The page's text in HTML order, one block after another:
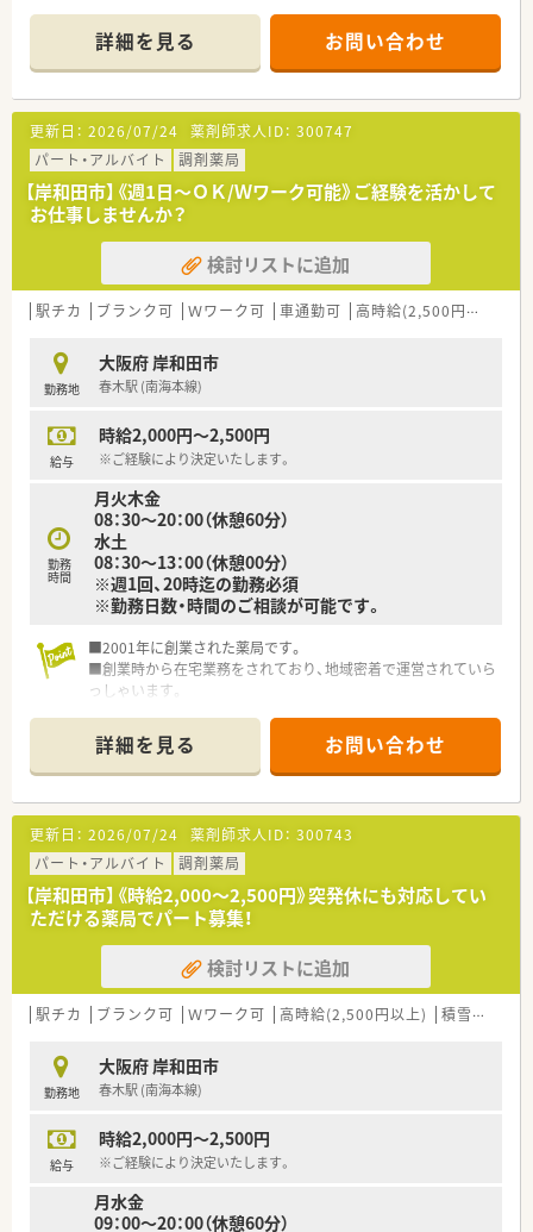
頂ける環境が整っております。
■門前の医師との関係性も良好な為、疑義照会なども行いやすい
環境です。
■薬剤師の方と事務の方の関係性も良好で、働きやすい環境が整
っています。
■急病など急な事にも対応頂ける環境です。（各店舗30分圏内の
距離の為応援体制も整っています。）
■勤続年数が15年以上の方など長く勤務されている方も多いで
す。
詳細を見る お問い合わせ
更新日： 2026/07/24 薬剤師求人ID： 300747
パート・アルバイト
調剤薬局
【岸和田市】《週1日～ＯＫ/Ｗワーク可能》ご経験を活かして
お仕事しませんか？
検討リストに追加
駅チカ ブランク可 Ｗワーク可 車通勤可 高時給(2,500円以上)
勤務地
大阪府 岸和田市
春木駅 (南海本線)
給与
時給2,000円～2,500円
※ご経験により決定いたします。
勤務
時間
月火木金
08：30～20：00（休憩60分）
水土
08：30～13：00（休憩00分）
※週1回、20時迄の勤務必須
※勤務日数・時間のご相談が可能です。
■2001年に創業された薬局です。
■創業時から在宅業務をされており、地域密着で運営されていら
っしゃいます。
しゃる方でも安心してご勤務していただけます。
■医師との関係も良好な為、疑義照会も行いやすい環境です。
■独立支援も行っていますので、様々な経営ノウハウが学べま
す。
詳細を見る お問い合わせ
更新日： 2026/07/24 薬剤師求人ID： 300743
パート・アルバイト
調剤薬局
【岸和田市】《時給2,000～2,500円》突発休にも対応してい
ただける薬局でパート募集！
検討リストに追加
駅チカ ブランク可 Ｗワーク可 高時給(2,500円以上) 積雪なし
勤務地
大阪府 岸和田市
春木駅 (南海本線)
給与
時給2,000円～2,500円
※ご経験により決定いたします。
月水金
09：00～20：00（休憩60分）